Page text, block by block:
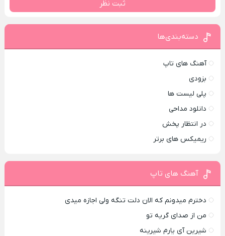
ثبت نظر
دسته‌بندی‌ها
آهنگ های تاپ
بزودی
پلی لیست ها
دانلود مداحی
در انتظار پخش
ریمیکس های برتر
آهنگ های تاپ
دخترم میدونم که الان دلت تنگه ولی اجازه میدی
من از صدای گريه تو
شیرین آی یارم شیرینه